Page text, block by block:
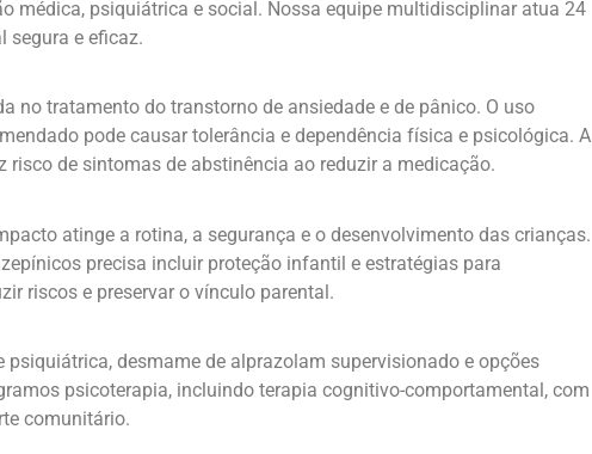
médica, psiquiátrica e social. Nossa equipe multidisciplinar atua 24
segura e eficaz.
no tratamento do transtorno de ansiedade e de pânico. O uso
pode causar tolerância e dependência física e psicológica. A
risco de sintomas de abstinência ao reduzir a medicação.
atinge a rotina, a segurança e o desenvolvimento das crianças.
precisa incluir proteção infantil e estratégias para
riscos e preservar o vínculo parental.
desmame de alprazolam supervisionado e opções
psicoterapia, incluindo terapia cognitivo-comportamental, com
comunitário.